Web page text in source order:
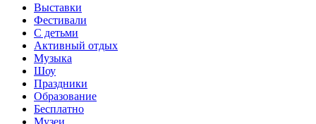
Выставки
Фестивали
С детьми
Активный отдых
Музыка
Шоу
Праздники
Образование
Бесплатно
Музеи